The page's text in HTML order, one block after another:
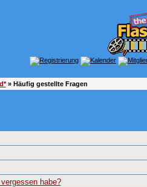
» Häufig gestellte Fragen
habe?